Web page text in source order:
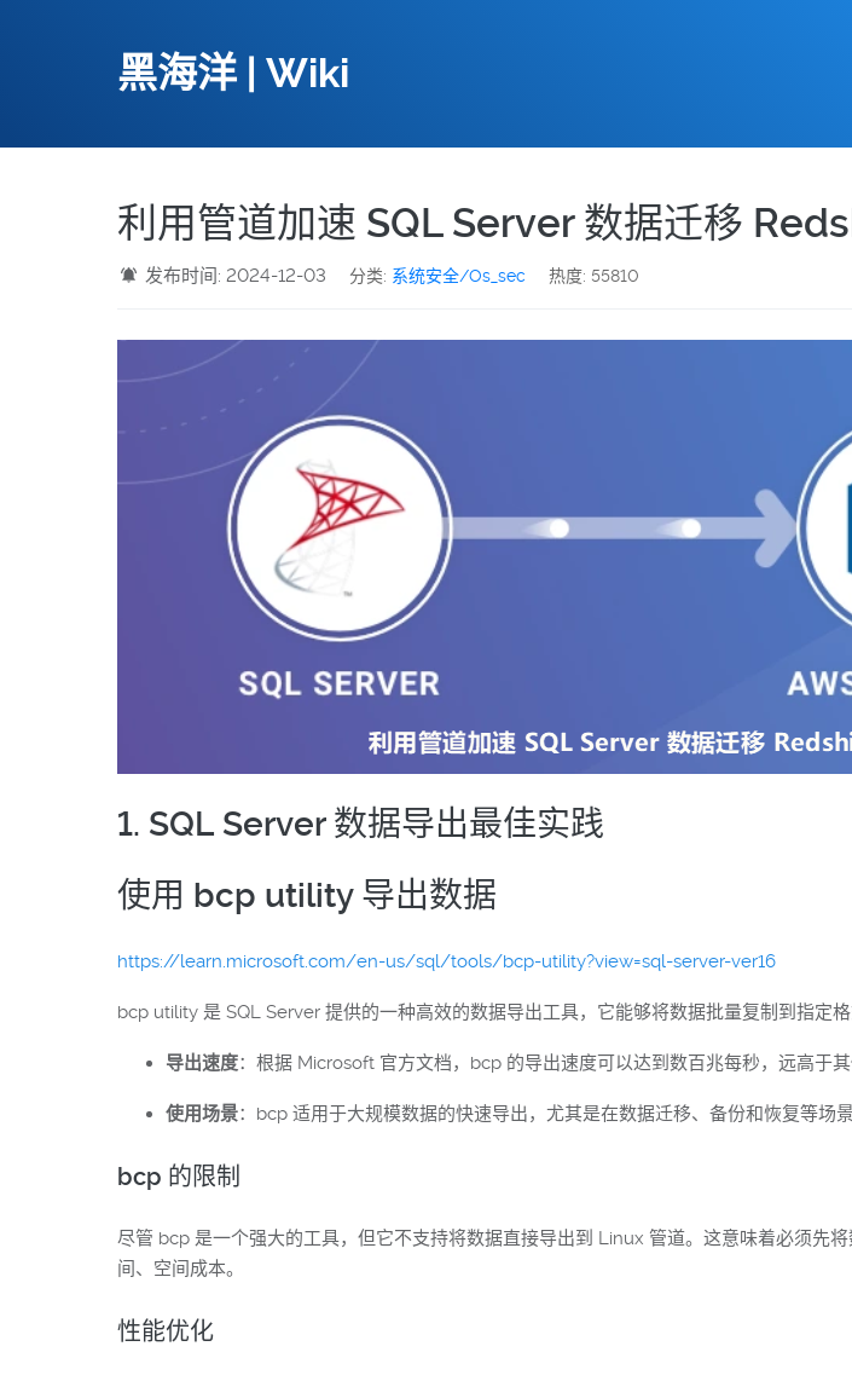
黑海洋 | Wiki
利用管道加速 SQL Server 数据迁移
发布时间: 2024-12-03 分类: 系统安全/Os_sec 热度: 55810
1. SQL Server 数据导出最佳实践
使用 bcp utility 导出数据
https://learn.microsoft.com/en-us/sql/tools/bcp-utility?view=sql-server-ver16
bcp utility 是 SQL Server 提供的一种高效的数据导出工具，它能够将数据批量复制到指定
导出速度：根据 Microsoft 官方文档，bcp 的导出速度可以达到数百兆每秒，远高于其
使用场景：bcp 适用于大规模数据的快速导出，尤其是在数据迁移、备份和恢复等场景
bcp 的限制
尽管 bcp 是一个强大的工具，但它不支持将数据直接导出到 Linux 管道。这意味着必须先
间、空间成本。
性能优化